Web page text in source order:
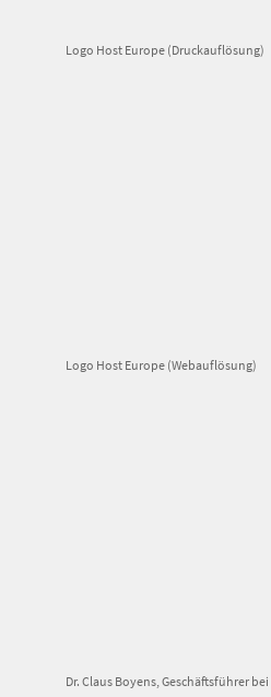
Logo Host Europe (Druckauflösung)
Logo Host Europe (Webauflösung)
Dr. Claus Boyens, Geschäftsführer